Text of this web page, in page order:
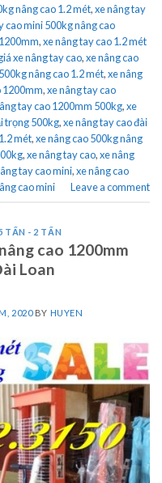
nâng cao 1.2 mét,xe nâng tay
cao mini 500kg nâng cao
,xe nâng tay cao 1.2 mét
xe nâng tay cao,xe nâng cao
nâng cao 1.2 mét,xe nâng
1200mm,xe nâng tay cao
tay cao 1200mm 500kg,xe
trọng 500kg,xe nâng tay cao đài
mét,xe nâng cao 500kg nâng
,xe nâng tay cao,xe nâng
tay cao mini,xe nâng cao
cao mini Leave a comment
TẤN - 2 TẤN
cao 1200mm
Loan
2020BY HUYEN